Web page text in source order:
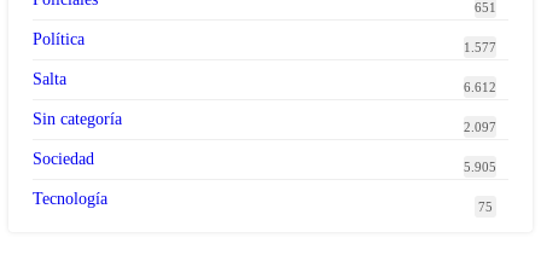
651
Política 1.577
Salta 6.612
Sin categoría 2.097
Sociedad 5.905
Tecnología 75